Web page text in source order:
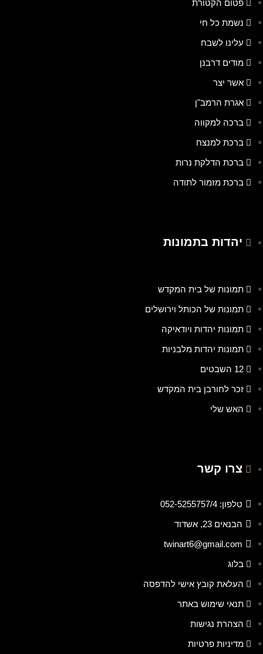
פטום הקטורת
נשמת כל חי
עלינו לשבח
מודים דרבנן
אשר יצר
אגרת הרמב"ן
ברכה למקווה
ברכת למנצח
ברכת הדלקת נרות
ברכת מזמור לתודה
יהדות בתמונות
תמונות של בית המקדש
תמונות של הכותל וירושלים
תמונות יהדות ויודאיקה
תמונות יהדות מלבניות
12 השבטים
זכר לחורבן בית המקדש
האש שלי
צרו קשר
טלפון: 052-5255757/4
הבנאים 23, אשדוד
twinart6@gmail.com
בלוג
העלאת קובץ אישי להדפסה
תנאי שימוש באתר
הצהרת נגישות
מדיניות פרטיות